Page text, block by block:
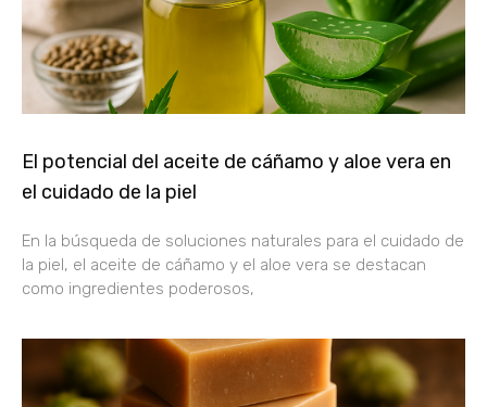
El potencial del aceite de cáñamo y aloe vera en
el cuidado de la piel
En la búsqueda de soluciones naturales para el cuidado de
la piel, el aceite de cáñamo y el aloe vera se destacan
como ingredientes poderosos,